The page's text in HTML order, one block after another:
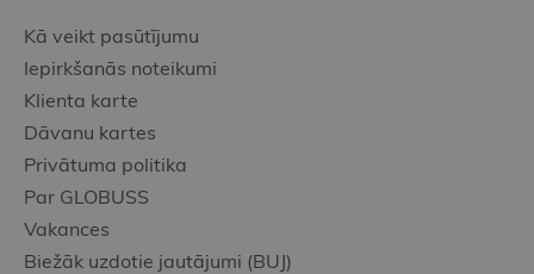
Kā veikt pasūtījumu
Iepirkšanās noteikumi
Klienta karte
Dāvanu kartes
Privātuma politika
Par GLOBUSS
Vakances
Biežāk uzdotie jautājumi (BUJ)